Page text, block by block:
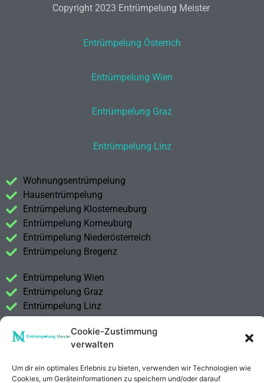
Cookie-Zustimmung
verwalten
Um dir ein optimales Erlebnis zu bieten, verwenden wir Technologien wie
Cookies, um Geräteinformationen zu speichern und/oder darauf
Copyright 2023 Entrümpelung Meister
Entrümpelung Österrich
Entrümpelung Wien
Entrümpelung Graz
Entrümpelung Linz
Wohnungsentrümpelung
Hausentrümpelung
Entrümpelung Klosterneuburg
Entrümpelung Korneuburg
Entrümpelung Niederösterreich
Entrümpelung Bregenz
Entrümpelung Wien
Entrümpelung Graz
Entrümpelung Linz
Entrümpelung Salzburg
Entrümpelung Vorarlberg
Entrümpelung Steiermark
Kontakt